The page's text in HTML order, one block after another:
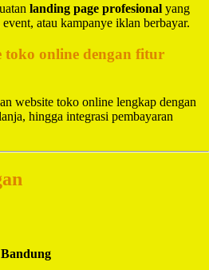
landing page profesional yang
atau kampanye iklan berbayar.
toko online dengan fitur
website toko online lengkap dengan
hingga integrasi pembayaran